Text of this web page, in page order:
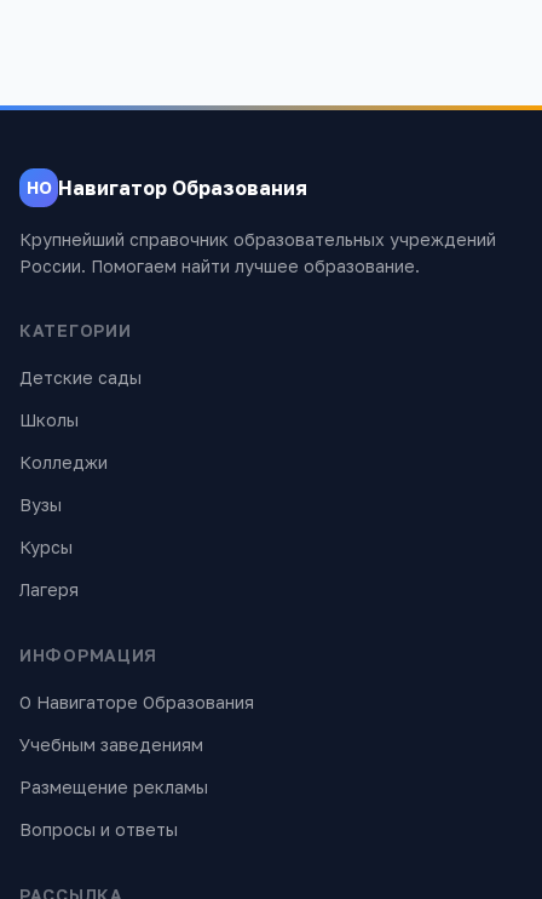
НО Навигатор Образования
Крупнейший справочник образовательных учреждений
России. Помогаем найти лучшее образование.
КАТЕГОРИИ
Детские сады
Школы
Колледжи
Вузы
Курсы
Лагеря
ИНФОРМАЦИЯ
О Навигаторе Образования
Учебным заведениям
Размещение рекламы
Вопросы и ответы
РАССЫЛКА